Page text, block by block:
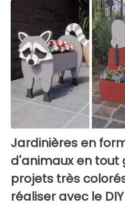
Jardinières en
d'animaux en tout
projets très
réaliser avec le DIY